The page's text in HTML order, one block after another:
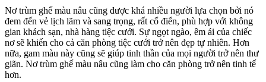
Nơ trùm ghế màu nâu cũng được khá nhiều người lựa chọn bởi nó
đem đến vẻ lịch lãm và sang trọng, rất cổ điển, phù hợp với không
gian khách sạn, nhà hàng tiệc cưới. Sự ngọt ngào, êm ái của chiếc
nơ sẽ khiến cho cả căn phòng tiệc cưới trở nên đẹp tự nhiên. Hơn
nữa, gam màu này cũng sẽ giúp tinh thần của mọi người trở nên thư
giãn. Nơ trùm ghế màu nâu cũng làm cho căn phòng trở nên tinh tế
hơn.